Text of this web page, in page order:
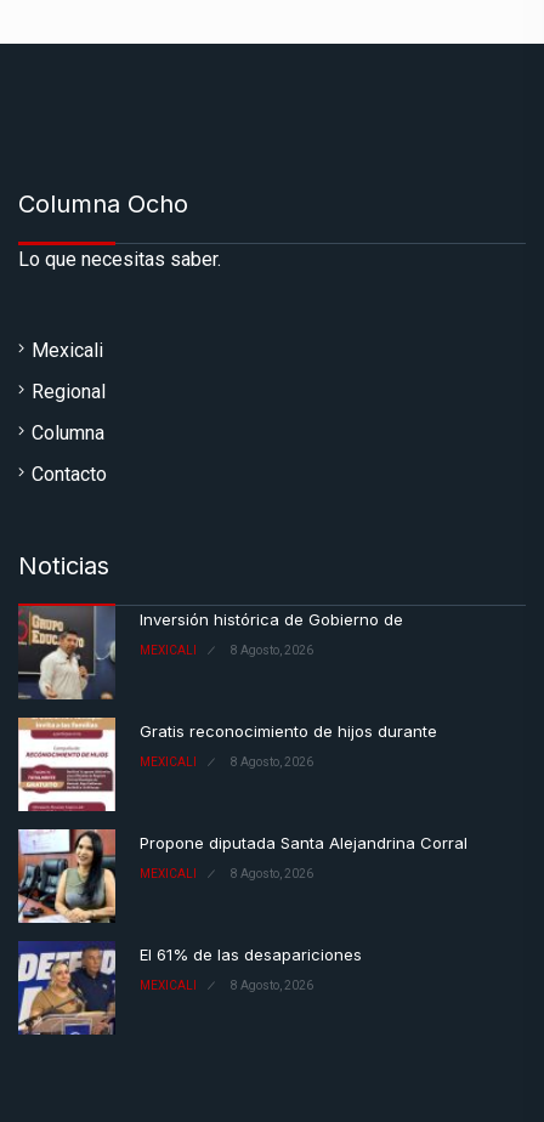
Columna Ocho
Lo que necesitas saber.
Mexicali
Regional
Columna
Contacto
Noticias
Inversión histórica de Gobierno de
MEXICALI 8 Agosto, 2026
Gratis reconocimiento de hijos durante
MEXICALI 8 Agosto, 2026
Propone diputada Santa Alejandrina Corral
MEXICALI 8 Agosto, 2026
El 61% de las desapariciones
MEXICALI 8 Agosto, 2026